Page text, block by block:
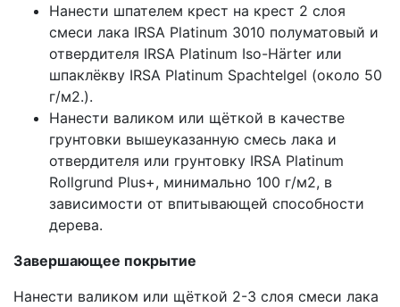
Нанести шпателем крест на крест 2 слоя
смеси лака IRSA Platinum 3010 полуматовый и
отвердителя IRSA Platinum Iso-Härter или
шпаклёкву IRSA Platinum Spachtelgel (около 50
г/м2.).
Нанести валиком или щёткой в качестве
грунтовки вышеуказанную смесь лака и
отвердителя или грунтовку IRSA Platinum
Rollgrund Plus+, минимально 100 г/м2, в
зависимости от впитывающей способности
дерева.
Завершающее покрытие
Нанести валиком или щёткой 2-3 слоя смеси лака